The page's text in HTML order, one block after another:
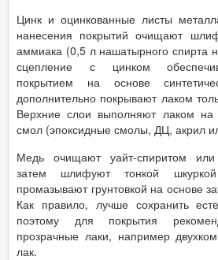
Цинк и оцинкованные листы
нанесения покрытий очищают
аммиака (0,5 л нашатырного спирта
сцепление с цинком
покрытием на основе
дополнительно покрывают лаком
Верхние слои выполняют лаком на
смол (эпоксидные смолы, ДЦ, акрил
Медь очищают уайт-спиритом или
затем шлифуют тонкой
промазывают грунтовкой на основе
Как правило, лучше сохранить
поэтому для покрытия
прозрачные лаки, например
лак.